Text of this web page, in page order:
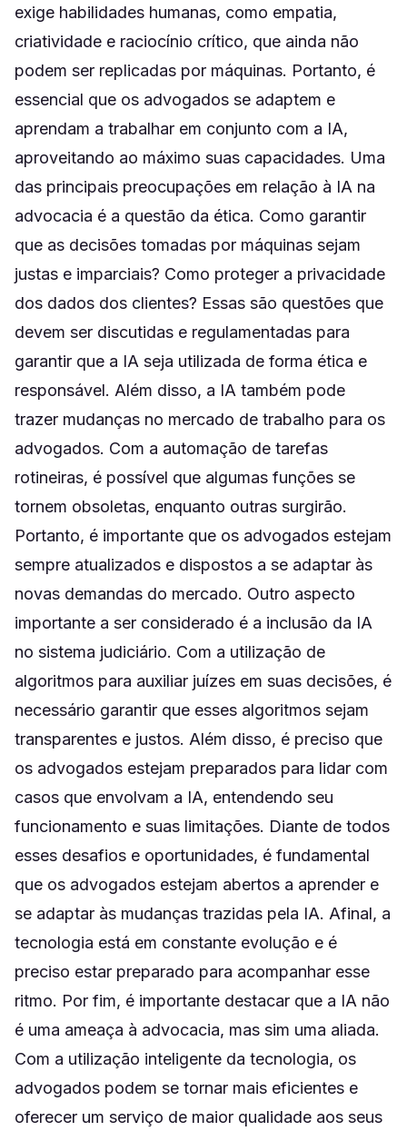
exige habilidades humanas, como empatia,
criatividade e raciocínio crítico, que ainda não
podem ser replicadas por máquinas. Portanto, é
essencial que os advogados se adaptem e
aprendam a trabalhar em conjunto com a IA,
aproveitando ao máximo suas capacidades. Uma
das principais preocupações em relação à IA na
advocacia é a questão da ética. Como garantir
que as decisões tomadas por máquinas sejam
justas e imparciais? Como proteger a privacidade
dos dados dos clientes? Essas são questões que
devem ser discutidas e regulamentadas para
garantir que a IA seja utilizada de forma ética e
responsável. Além disso, a IA também pode
trazer mudanças no mercado de trabalho para os
advogados. Com a automação de tarefas
rotineiras, é possível que algumas funções se
tornem obsoletas, enquanto outras surgirão.
Portanto, é importante que os advogados estejam
sempre atualizados e dispostos a se adaptar às
novas demandas do mercado. Outro aspecto
importante a ser considerado é a inclusão da IA
no sistema judiciário. Com a utilização de
algoritmos para auxiliar juízes em suas decisões, é
necessário garantir que esses algoritmos sejam
transparentes e justos. Além disso, é preciso que
os advogados estejam preparados para lidar com
casos que envolvam a IA, entendendo seu
funcionamento e suas limitações. Diante de todos
esses desafios e oportunidades, é fundamental
que os advogados estejam abertos a aprender e
se adaptar às mudanças trazidas pela IA. Afinal, a
tecnologia está em constante evolução e é
preciso estar preparado para acompanhar esse
ritmo. Por fim, é importante destacar que a IA não
é uma ameaça à advocacia, mas sim uma aliada.
Com a utilização inteligente da tecnologia, os
advogados podem se tornar mais eficientes e
oferecer um serviço de maior qualidade aos seus